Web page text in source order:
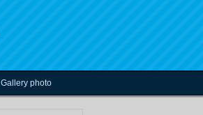
Gallery photo